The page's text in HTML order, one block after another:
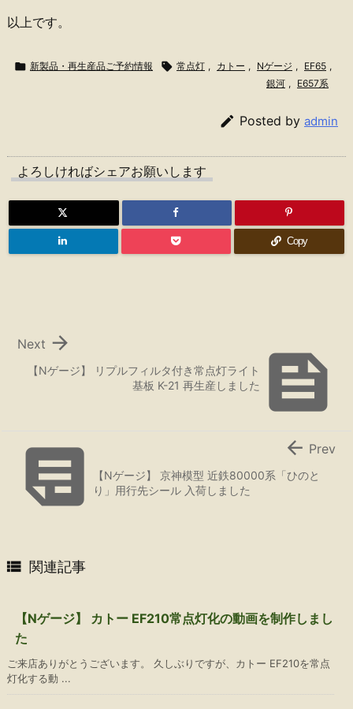
以上です。
 新製品・再生産品ご予約情報  常点灯 , カトー , Nゲージ , EF65 ,
銀河 , E657系
 Posted by admin
よろしければシェアお願いします
Copy

【Nゲージ】 リプルフィルタ付き常点灯ライト
基板 K-21 再生産しました

Next

【Nゲージ】 京神模型 近鉄80000系「ひのと
り」用行先シール 入荷しました
 Prev
 関連記事
【Nゲージ】 カトー EF210常点灯化の動画を制作しまし
た
ご来店ありがとうございます。 久しぶりですが、カトー EF210を常点
灯化する動 ...